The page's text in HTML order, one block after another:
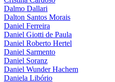
Dalmo Dallari
Dalton Santos Morais
Daniel Ferreira
Daniel Giotti de Paula
Daniel Roberto Hertel
Daniel Sarmento
Daniel Soranz
Daniel Wunder Hachem
Daniela Libório